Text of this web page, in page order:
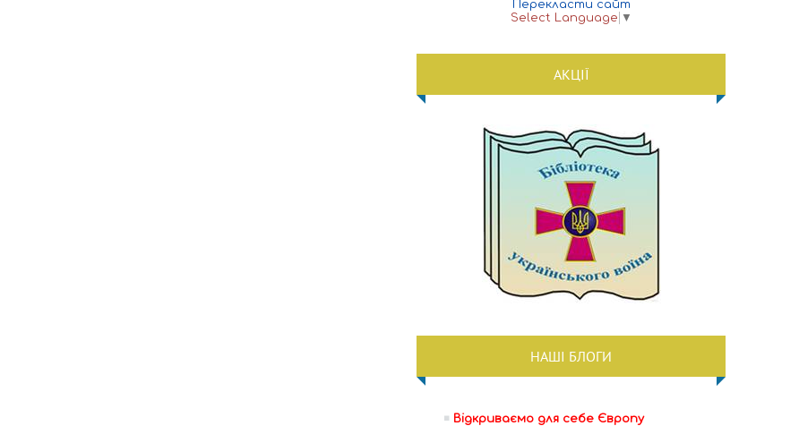
Перекласти сайт
Select Language ▼
АКЦІЇ
НАШІ БЛОГИ
Відкриваємо для себе Європу